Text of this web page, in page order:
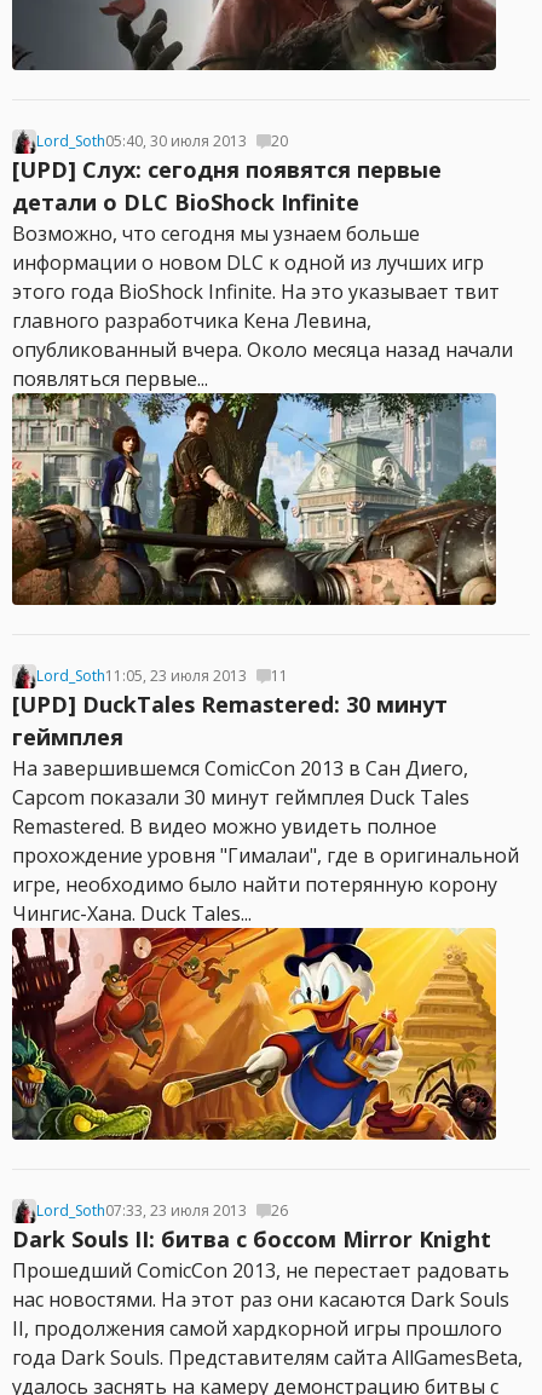
Lord_Soth05:40, 30 июля 2013 20
[UPD] Слух: сегодня появятся первые
детали о DLC BioShock Infinite
Возможно, что сегодня мы узнаем больше
информации о новом DLC к одной из лучших игр
этого года BioShock Infinite. На это указывает твит
главного разработчика Кена Левина,
опубликованный вчера. Около месяца назад начали
появляться первые...
Lord_Soth11:05, 23 июля 2013 11
[UPD] DuckTales Remastered: 30 минут
геймплея
На завершившемся ComicCon 2013 в Сан Диего,
Capcom показали 30 минут геймплея Duck Tales
Remastered. В видео можно увидеть полное
прохождение уровня "Гималаи", где в оригинальной
игре, необходимо было найти потерянную корону
Чингис-Хана. Duck Tales...
Lord_Soth07:33, 23 июля 2013 26
Dark Souls II: битва с боссом Mirror Knight
Прошедший ComicCon 2013, не перестает радовать
нас новостями. На этот раз они касаются Dark Souls
II, продолжения самой хардкорной игры прошлого
года Dark Souls. Представителям сайта AllGamesBeta,
удалось заснять на камеру демонстрацию битвы с